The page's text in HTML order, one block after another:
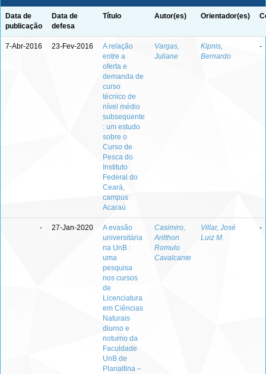
Data de
publicação
Data de
defesa
Título Autor(es) Orientador(es)
7-Abr-2016 23-Fev-2016
A relação
entre a
oferta e
demanda de
curso
técnico de
nível médio
subseqüente
: um estudo
sobre o
Curso de
Pesca do
Instituto
Federal do
Ceará,
campus
Acaraú
Vargas,
Juliane
Kipnis,
Bernardo
-
- 27-Jan-2020
A evasão
universitária
na UnB :
uma
pesquisa
nos cursos
de
Licenciatura
em Ciências
Naturais
diurno e
noturno da
Faculdade
UnB de
Planaltina –
Casimiro,
Arilthon
Romulo
Cavalcante
Villar, José
Luiz M.
-